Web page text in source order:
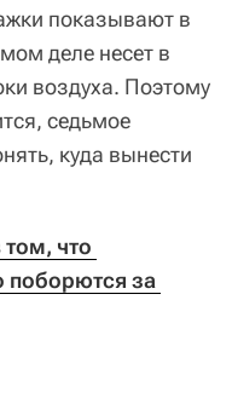
показывают в
деле несет в
воздуха. Поэтому
седьмое
куда вынести
что
поборются за